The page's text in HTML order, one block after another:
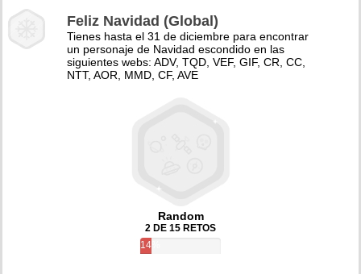
Feliz Navidad (Global)
Tienes hasta el 31 de diciembre para encontrar
un personaje de Navidad escondido en las
siguientes webs: ADV, TQD, VEF, GIF, CR, CC,
NTT, AOR, MMD, CF, AVE
Random
2 DE 15 RETOS
14%